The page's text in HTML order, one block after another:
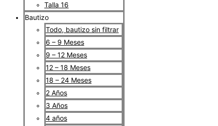
Talla 16
Bautizo
Todo, bautizo sin filtrar
6 – 9 Meses
9 – 12 Meses
12 – 18 Meses
18 – 24 Meses
2 Años
3 Años
4 años